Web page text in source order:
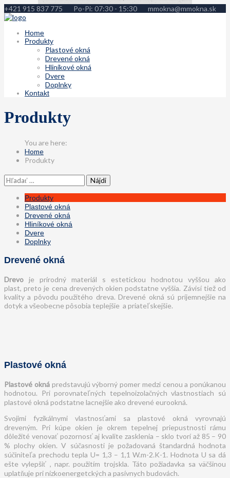
+421 915 837 775 Po-Pi: 07:30 - 15:30 mmokna@mmokna.sk
Home
Produkty
Plastové okná
Drevené okná
Hliníkové okná
Dvere
Doplnky
Kontakt
Produkty
Home
Produkty
Hľadať:
Produkty
Plastové okná
Drevené okná
Hliníkové okná
Dvere
Doplnky
Drevené okná
Drevo je prírodný materiál s estetickou hodnotou vyššou ako
plast, preto je cena drevených okien podstatne vyššia. Závisí tiež od
kvality a pôvodu použitého dreva. Drevené okná sú príjemnejšie na
dotyk a všeobecne pôsobia teplejšie a priateľskejšie.
Plastové okná
Plastové oknápredstavujú výborný pomer medzi cenou a ponúkanou
hodnotou. Pri porovnateľných tepelnoizolačných vlastnostiach sú
plastové okná podstatne lacnejšie ako drevené eurookná.
Svojimi fyzikálnymi vlastnosťami sa plastové okná vyrovnajú
dreveným. Pri kúpe okien je okrem tepelnej priepustnosti rámu
dôležité venovať pozornosť aj kvalite zasklenia – sklo tvorí až 85 – 90
% plochy okien. V súčasnosti je požadovaná štandardná hodnota
súčiniteľa prechodu tepla U= 1,3 – 1,1 W.m-2.K-1. Hodnota U sa dá
ešte vylepšiť , napr. použitím trojskla. Táto požiadavka sa väčšinou
uplatňuje pri nízkoenergetckých a pasívnych budovách.